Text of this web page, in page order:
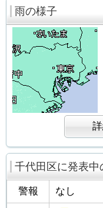
雨の様子
千代田区に発表中
警報 なし